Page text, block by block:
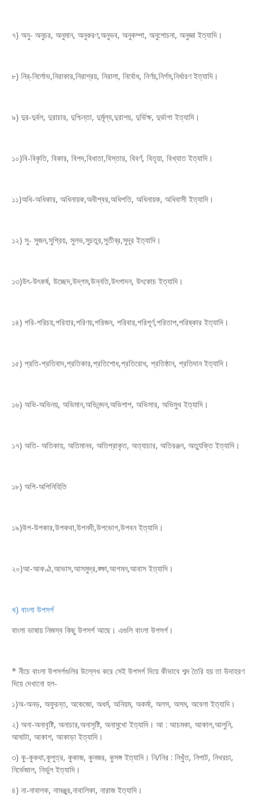
৭) অনু- অনুচর, অনুমান, অনুকরণ,অনুভব, অনুকম্পা, অনুশোচনা, অনুজ্ঞা ইত্যাদি।
৮) নির্-নির্লোভ,নিরাকার,নিরাশ্রয়, নিরালা, নির্বোধ, নির্ণয়,নির্গম,নির্ধারণ ইত্যাদি।
৯) দুর-দুর্বল, দুরাচার, দুশ্চিন্তা, দুর্মূল্য,দুরাশয়, দুর্ভিক্ষ, দুর্ভাগা ইত্যাদি।
১০)বি-বিকৃতি, বিকার, বিপদ,বিধাতা,বিস্তার, বিবর্ণ, বিতৃয়া, বিখ্যাত ইত্যাদি।
১১)অধি-অধিকার, অধিনায়ক,অধীশ্বর,অধিপতি, অধিনায়ক, অধিবাসী ইত্যাদি।
১২) সু- সুজন,সুপ্রিয়, সুলভ,সুচতুর,সুতীব্র,সুদূর ইত্যাদি।
১৩)উৎ-উৎকর্ষ, উচ্ছেদ,উদ্‌গম,উন্নতি,উৎপাদন, উৎকোচ ইত্যাদি।
১৪) পরি-পরিচয়,পরিহার,পরিণয়,পরিজন, পরিবার,পরিপূর্ণ,পরিতাপ,পরিষ্কার ইত্যাদি।
১৫) প্রতি-প্রতিবাদ,প্রতিকার,প্রতিশোধ,প্রতিরোধ, প্রতিষ্ঠান, প্রতিদান ইত্যাদি।
১৬) অভি-অভিনয়, অভিমান,অভিনন্দন,অভিশাপ, অভিসার, অভিমুখ ইত্যাদি।
১৭) অতি- অতিকায়, অতিমানব, অতিপ্রাকৃত, অত্যাচার, অতিরঞ্জন, অত্যুক্তি ইত্যাদি।
১৮) অপি-অপিনিহিতি
১৯)উপ-উপকার,উপকথা,উপনদী,উপভোগ,উপবন ইত্যাদি।
২০)আ-আকণ্ঠ,আভাস,আসমুদ্র,ঙ্ক্ষা,আগমন,আবাস ইত্যাদি।
খ) বাংলা উপসর্গ
বাংলা ভাষায় নিজস্ব কিছু উপসর্গ আছে। এগুলি বাংলা উপসর্গ।
* নীচে বাংলা উপসর্গগুলির উল্লেখ করে সেই উপসর্গ দিয়ে কীভাবে শব্দ তৈরি হয় তা উদাহরণ
দিয়ে দেখানো হল-
১)অ-অনড়, অফুরন্ত, অকেজো, অধর্ম, অনিয়ম, অকর্মা, অলস, অসম, অবেলা ইত্যাদি।
২) অনা-অনাবৃষ্টি, অনাচার,অনাসৃষ্টি, অনামুখো ইত্যাদি। আ : আচমকা, আকাল,আলুনি,
আঘাটা, আকাশ, আকাড়া ইত্যাদি।
৩) কু-কুকথা,কুপুত্র, কুকাজ, কুনজর, কুসঙ্গ ইত্যাদি। নি/নির : নিখুঁত, নিপাট, নিখরচা,
নির্ভেজাল, নির্ভুল ইত্যাদি।
৪) না-নাবালক, নামঞ্জুর,নাবালিকা, নারাজ ইত্যাদি।